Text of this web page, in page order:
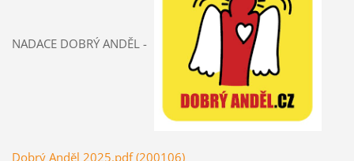
NADACE DOBRÝ ANDĚL -
Dobrý Anděl 2025.pdf (200106)